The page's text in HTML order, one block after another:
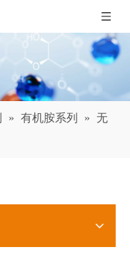
» 有机胺系列 » 无